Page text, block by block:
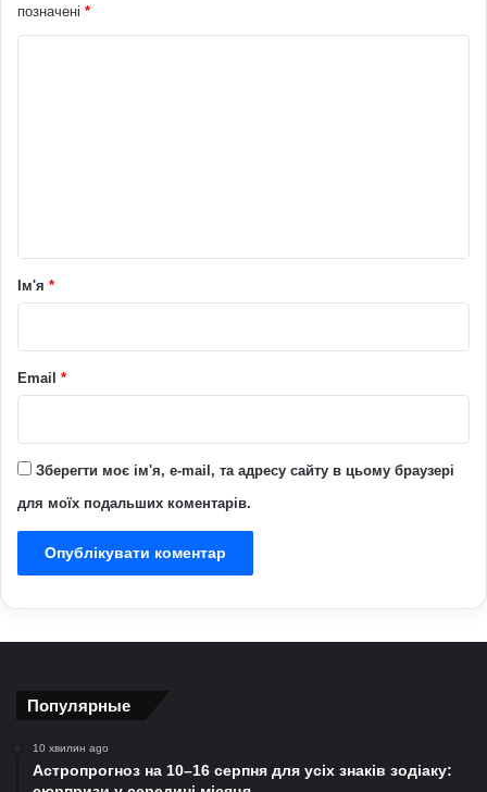
позначені *
рІм'я *
Email *
Зберегти моє ім'я, e-mail, та адресу сайту в цьому браузері
для моїх подальших коментарів.
Популярные
10 хвилин ago
Астропрогноз на 10–16 серпня для усіх знаків зодіаку: